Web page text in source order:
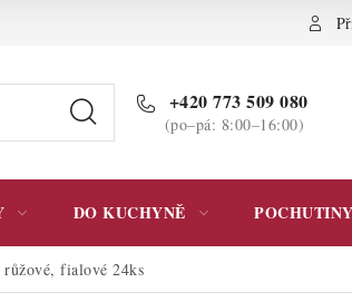
Podmínky ochrany osobních údajů
+420 773 509 080
(po–pá: 8:00–16:00)
DO KUCHYNĚ POCHUTINY
fialové 24ks